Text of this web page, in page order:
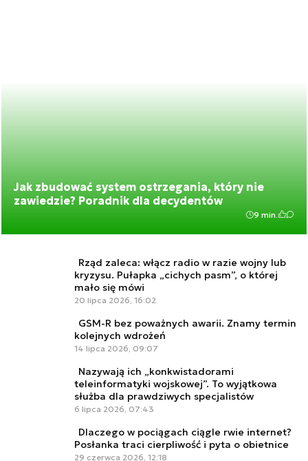
Jak zbudować system ostrzegania, który nie
zawiedzie? Poradnik dla decydentów
9 min.
Rząd zaleca: włącz radio w razie wojny lub
kryzysu. Pułapka „cichych pasm”, o której
mało się mówi
20 lipca 2026, 16:02
GSM-R bez poważnych awarii. Znamy termin
kolejnych wdrożeń
14 lipca 2026, 09:07
Nazywają ich „konkwistadorami
teleinformatyki wojskowej”. To wyjątkowa
służba dla prawdziwych specjalistów
6 lipca 2026, 07:43
Dlaczego w pociągach ciągle rwie internet?
Posłanka traci cierpliwość i pyta o obietnice
29 czerwca 2026, 12:18